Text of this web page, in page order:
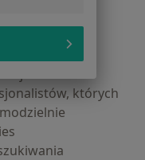
których